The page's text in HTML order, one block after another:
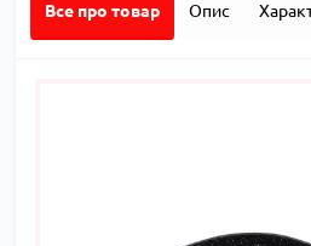
Все про товар Опис